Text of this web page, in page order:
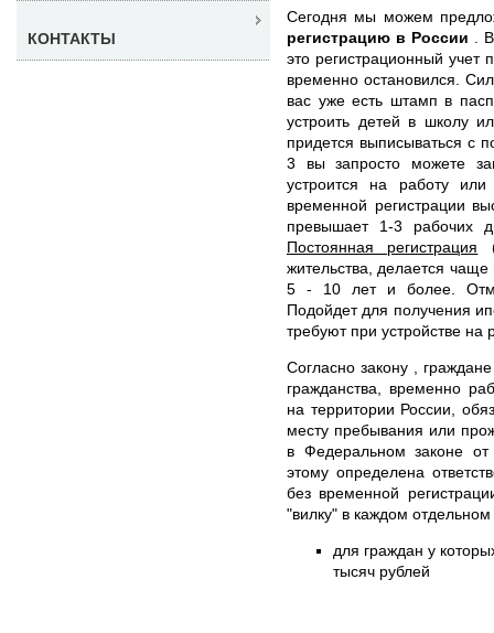
Сегодня мы можем
регистрацию в России
.
это регистрационный учет
временно остановился.
вас уже есть штамп в
устроить детей в школу
придется выписываться с
3 вы запросто можете
устроится на работу
временной регистрации
превышает 1-3 рабочих
Постоянная регистрация
жительства, делается
5 - 10 лет и более.
Подойдет для получения
требуют при устройстве на
Согласно закону ,
гражданства, временно
на территории России,
месту пребывания или
в Федеральном законе
этому определена
без временной
"вилку" в каждом отдельном
для граждан у
тысяч рублей
КОНТАКТЫ